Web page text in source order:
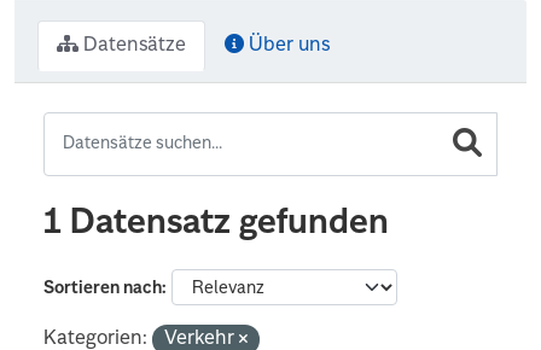
Datensätze Über uns
1 Datensatz gefunden
Sortieren nach
Kategorien:
Verkehr